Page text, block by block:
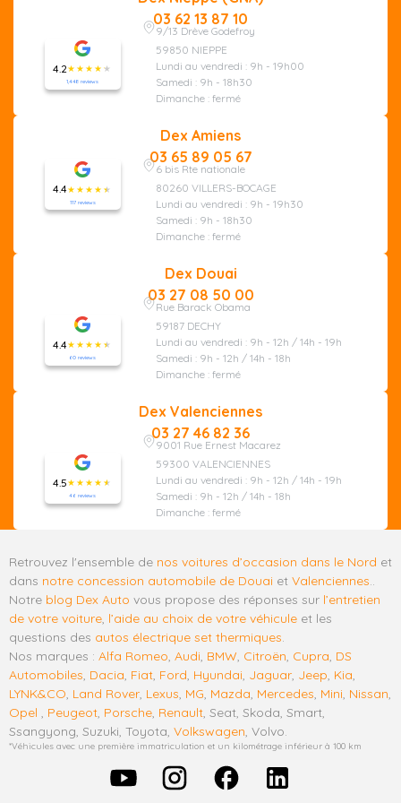
03 62 13 87 10
4.2
1,448 reviews
9/13 Drève Godefroy
59850 NIEPPE
Lundi au vendredi : 9h - 19h00
Samedi : 9h - 18h30
Dimanche : fermé
Dex Amiens
03 65 89 05 67
4.4
117 reviews
6 bis Rte nationale
80260 VILLERS-BOCAGE
Lundi au vendredi : 9h - 19h30
Samedi : 9h - 18h30
Dimanche : fermé
Dex Douai
03 27 08 50 00
4.4
60 reviews
Rue Barack Obama
59187 DECHY
Lundi au vendredi : 9h - 12h / 14h - 19h
Samedi : 9h - 12h / 14h - 18h
Dimanche : fermé
Dex Valenciennes
03 27 46 82 36
4.5
46 reviews
9001 Rue Ernest Macarez
59300 VALENCIENNES
Lundi au vendredi : 9h - 12h / 14h - 19h
Samedi : 9h - 12h / 14h - 18h
Dimanche : fermé
Retrouvez l'ensemble de nos voitures d’occasion dans le Nord et
dans notre concession automobile de Douai et Valenciennes..
Notre blog Dex Auto vous propose des réponses sur l’entretien
de votre voiture, l’aide au choix de votre véhicule et les
questions des autos électrique set thermiques.
Nos marques : Alfa Romeo, Audi, BMW, Citroën, Cupra, DS
Automobiles, Dacia, Fiat, Ford, Hyundai, Jaguar, Jeep, Kia,
LYNK&CO, Land Rover, Lexus, MG, Mazda, Mercedes, Mini, Nissan,
Opel , Peugeot, Porsche, Renault, Seat, Skoda, Smart,
Ssangyong, Suzuki, Toyota, Volkswagen, Volvo.
*Véhicules avec une première immatriculation et un kilométrage inférieur à 100 km